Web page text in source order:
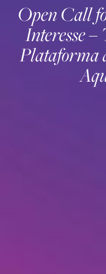
Open Call
Interesse –
Plataforma